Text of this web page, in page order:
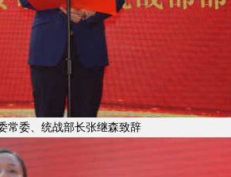
常委、统战部长张继森致辞